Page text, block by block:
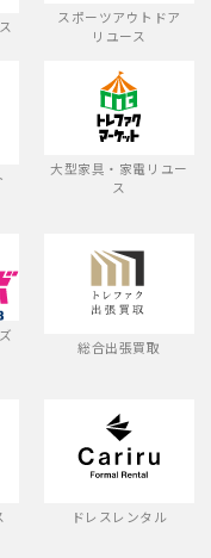
スポーツアウトドア
リユース
大型家具・家電リユー
ス
総合出張買取
ドレスレンタル